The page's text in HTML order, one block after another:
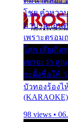
โชย คำหวา
มาบานก่อน
เพราะตรอม
โศก เสียเถิ
เขาจะว่า ลู
จะตั้งชื่อให้
บัวทองร้องไ
(KARAOKE)
98 views •